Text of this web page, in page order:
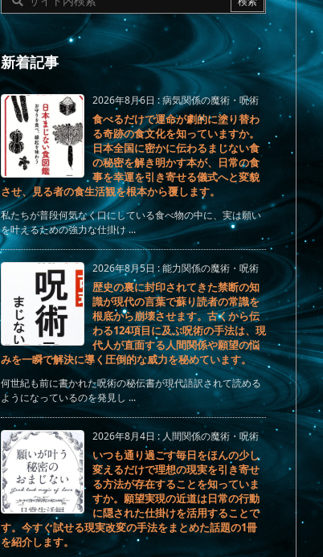
新着記事
2026年8月6日:病気関係の魔術・呪術
食べるだけで運命が劇的に塗り替わ
る奇跡の食文化を知っていますか。
日本全国に密かに伝わるまじない食
の秘密を解き明かす本が、日常の食
事を幸運を引き寄せる儀式へと変貌
させ、見る者の食生活観を根本から覆します。
私たちが普段何気なく口にしている食べ物の中に、実は願い
を叶えるための強力な仕掛け ...
2026年8月5日:能力関係の魔術・呪術
歴史の裏に封印されてきた禁断の知
識が現代の言葉で蘇り読者の常識を
根底から崩壊させます。古くから伝
わる124項目に及ぶ呪術の手法は、現
代人が直面する人間関係や願望の悩
みを一瞬で解決に導く圧倒的な威力を秘めています。
何世紀も前に書かれた呪術の秘伝書が現代語訳されて読める
ようになっているのを発見し ...
2026年8月4日 : 人間関係の魔術・呪術
いつも通り過ごす毎日をほんの少し
変えるだけで理想の現実を引き寄せ
る方法が存在することを知っていま
すか。願望実現の近道は日常の行動
に隠された仕掛けを活用することで
す。今すぐ試せる現実改変の手法をまとめた話題の1冊
を紹介します。